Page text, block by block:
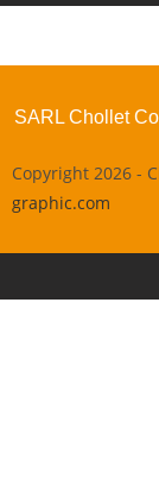
Copyright 2026 -
graphic.com
SARL Chollet